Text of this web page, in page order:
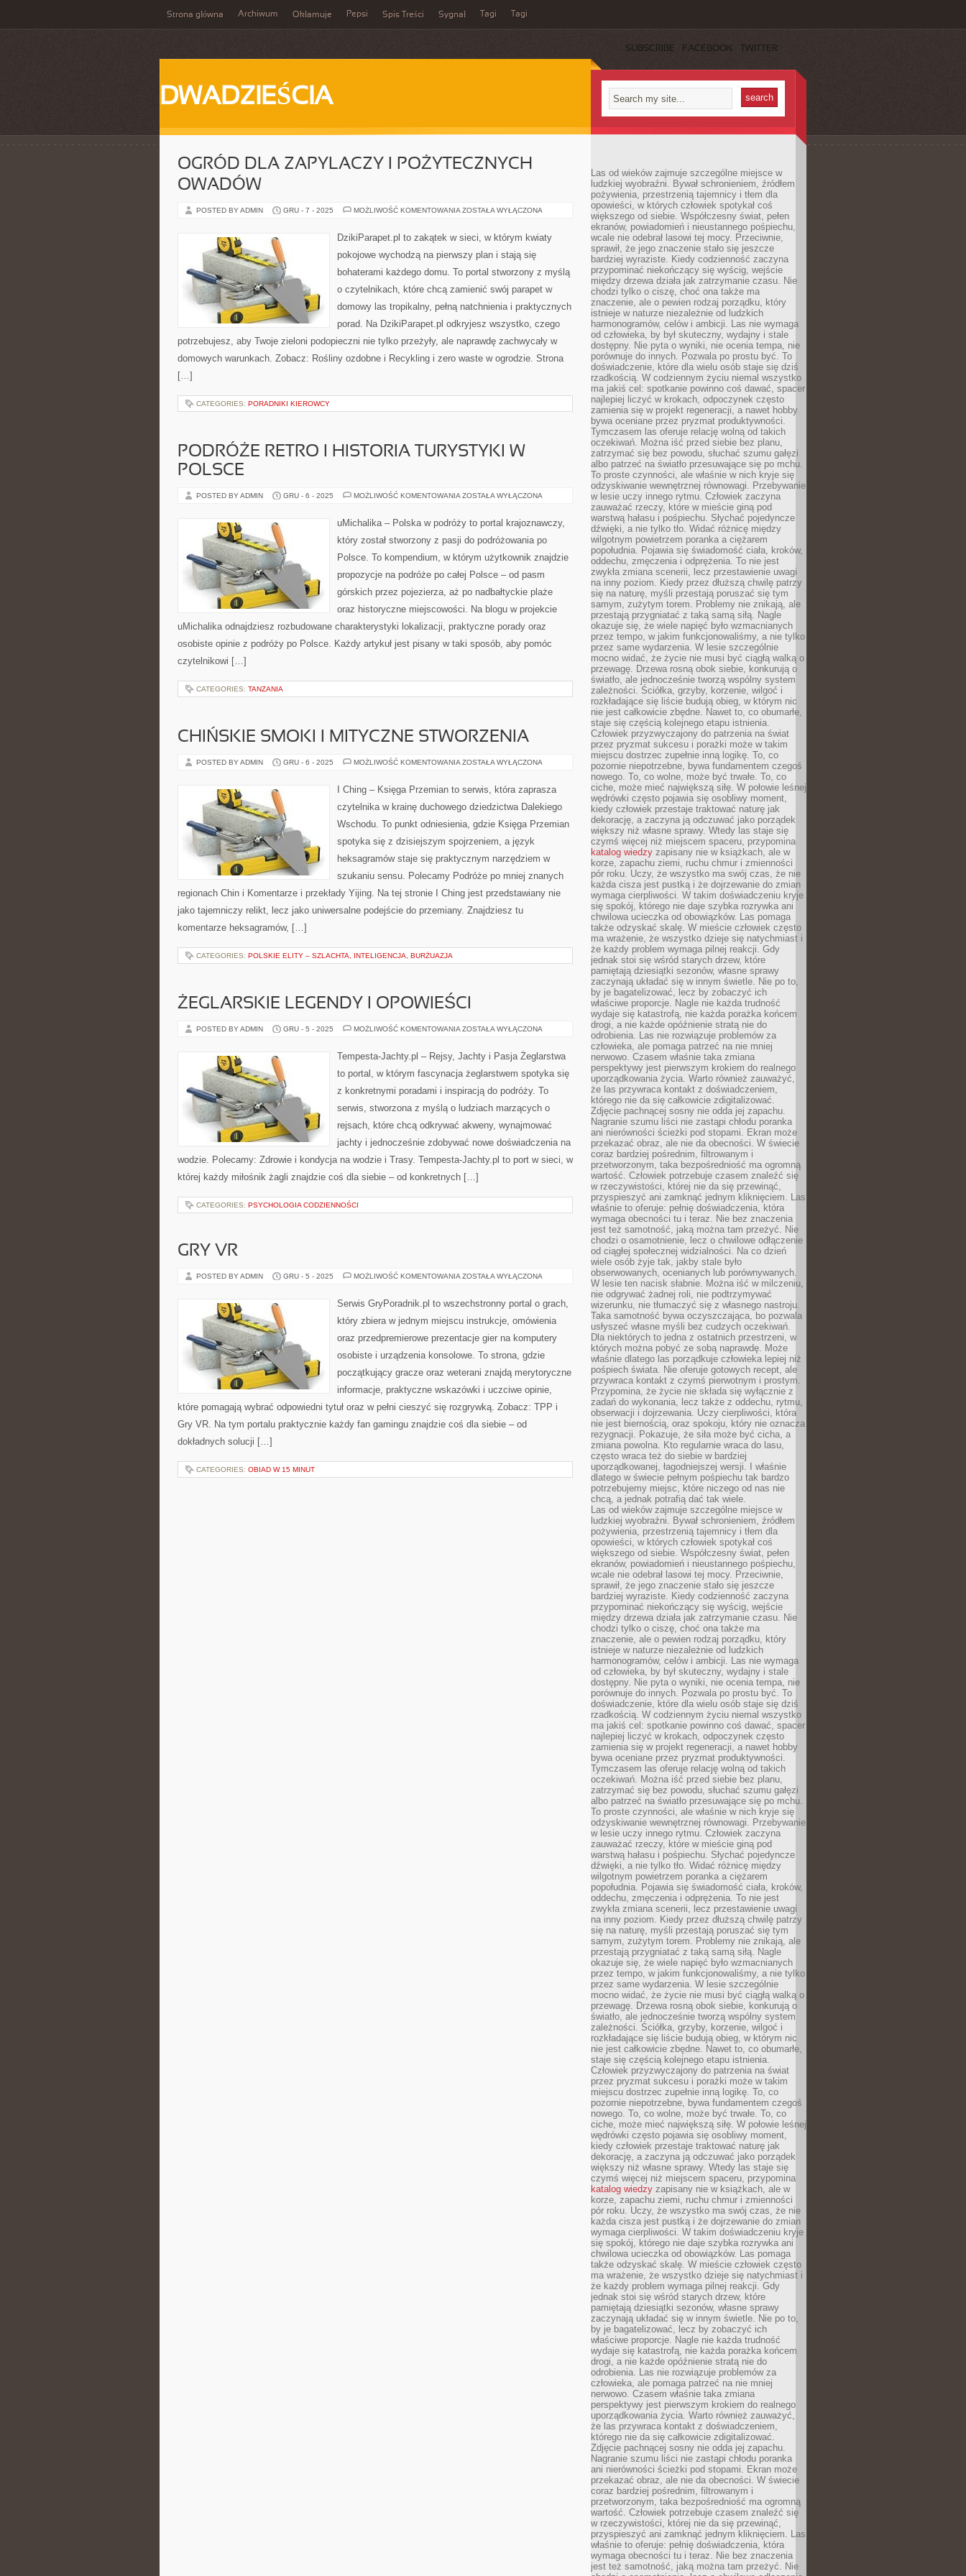
Strona główna Archiwum Okłamuje Pepsi Spis Treści Sygnał Tagi Tagi
SUBSCRIBE FACEBOOK TWITTER
DWADZIEŚCIA
OGRÓD DLA ZAPYLACZY I POŻYTECZNYCH
OWADÓW
POSTED BY ADMIN GRU - 7 - 2025 MOŻLIWOŚĆ KOMENTOWANIA OGRÓD
POŻYTECZNYCH
ZOSTAŁA WYŁĄCZONA
DzikiParapet.pl to zakątek w sieci, w którym kwiaty
pokojowe wychodzą na pierwszy plan i stają się
bohaterami każdego domu. To portal stworzony z myślą
o czytelnikach, które chcą zamienić swój parapet w
domowy las tropikalny, pełną natchnienia i praktycznych
porad. Na DzikiParapet.pl odkryjesz wszystko, czego
potrzebujesz, aby Twoje zieloni podopieczni nie tylko przeżyły, ale naprawdę zachwycały w
domowych warunkach. Zobacz: Rośliny ozdobne i Recykling i zero waste w ogrodzie. Strona
[…]
CATEGORIES: PORADNIKI KIEROWCY
PODRÓŻE RETRO I HISTORIA TURYSTYKI W
POLSCE
POSTED BY ADMIN GRU - 6 - 2025 MOŻLIWOŚĆ KOMENTOWANIA PODRÓŻE
HISTORIA
TURYSTYKI
POLSCE
ZOSTAŁA WYŁĄCZONA
uMichalika – Polska w podróży to portal krajoznawczy,
który został stworzony z pasji do podróżowania po
Polsce. To kompendium, w którym użytkownik znajdzie
propozycje na podróże po całej Polsce – od pasm
górskich przez pojezierza, aż po nadbałtyckie plaże
oraz historyczne miejscowości. Na blogu w projekcie
uMichalika odnajdziesz rozbudowane charakterystyki lokalizacji, praktyczne porady oraz
osobiste opinie z podróży po Polsce. Każdy artykuł jest pisany w taki sposób, aby pomóc
czytelnikowi […]
CATEGORIES: TANZANIA
CHIŃSKIE SMOKI I MITYCZNE STWORZENIA
POSTED BY ADMIN GRU - 6 - 2025 MOŻLIWOŚĆ KOMENTOWANIA CHIŃSKIE
MITYCZNE
STWORZENIA
ZOSTAŁA WYŁĄCZONA
I Ching – Księga Przemian to serwis, która zaprasza
czytelnika w krainę duchowego dziedzictwa Dalekiego
Wschodu. To punkt odniesienia, gdzie Księga Przemian
spotyka się z dzisiejszym spojrzeniem, a język
heksagramów staje się praktycznym narzędziem w
szukaniu sensu. Polecamy Podróże po mniej znanych
regionach Chin i Komentarze i przekłady Yijing. Na tej stronie I Ching jest przedstawiany nie
jako tajemniczy relikt, lecz jako uniwersalne podejście do przemiany. Znajdziesz tu
komentarze heksagramów, […]
CATEGORIES: POLSKIE ELITY – SZLACHTA, INTELIGENCJA, BURŻUAZJA
ŻEGLARSKIE LEGENDY I OPOWIEŚCI
POSTED BY ADMIN GRU - 5 - 2025 MOŻLIWOŚĆ KOMENTOWANIA ŻEGLARSKIE
OPOWIEŚCI
ZOSTAŁA WYŁĄCZONA
Tempesta-Jachty.pl – Rejsy, Jachty i Pasja Żeglarstwa
to portal, w którym fascynacja żeglarstwem spotyka się
z konkretnymi poradami i inspiracją do podróży. To
serwis, stworzona z myślą o ludziach marzących o
rejsach, które chcą odkrywać akweny, wynajmować
jachty i jednocześnie zdobywać nowe doświadczenia na
wodzie. Polecamy: Zdrowie i kondycja na wodzie i Trasy. Tempesta-Jachty.pl to port w sieci, w
której każdy miłośnik żagli znajdzie coś dla siebie – od konkretnych […]
CATEGORIES: PSYCHOLOGIA CODZIENNOŚCI
GRY VR
POSTED BY ADMIN GRU - 5 - 2025 MOŻLIWOŚĆ KOMENTOWANIA GRY
ZOSTAŁA WYŁĄCZONA
Serwis GryPoradnik.pl to wszechstronny portal o grach,
który zbiera w jednym miejscu instrukcje, omówienia
oraz przedpremierowe prezentacje gier na komputery
osobiste i urządzenia konsolowe. To strona, gdzie
początkujący gracze oraz weterani znajdą merytoryczne
informacje, praktyczne wskazówki i uczciwe opinie,
które pomagają wybrać odpowiedni tytuł oraz w pełni cieszyć się rozgrywką. Zobacz: TPP i
Gry VR. Na tym portalu praktycznie każdy fan gamingu znajdzie coś dla siebie – od
dokładnych solucji […]
CATEGORIES: OBIAD W 15 MINUT
Las od wieków zajmuje szczególne miejsce w
ludzkiej wyobraźni. Bywał schronieniem, źródłem
pożywienia, przestrzenią tajemnicy i tłem dla
opowieści, w których człowiek spotykał coś
większego od siebie. Współczesny świat, pełen
ekranów, powiadomień i nieustannego pośpiechu,
wcale nie odebrał lasowi tej mocy. Przeciwnie,
sprawił, że jego znaczenie stało się jeszcze
bardziej wyraziste. Kiedy codzienność zaczyna
przypominać niekończący się wyścig, wejście
między drzewa działa jak zatrzymanie czasu. Nie
chodzi tylko o ciszę, choć ona także ma
znaczenie, ale o pewien rodzaj porządku, który
istnieje w naturze niezależnie od ludzkich
harmonogramów, celów i ambicji. Las nie wymaga
od człowieka, by był skuteczny, wydajny i stale
dostępny. Nie pyta o wyniki, nie ocenia tempa, nie
porównuje do innych. Pozwala po prostu być. To
doświadczenie, które dla wielu osób staje się dziś
rzadkością. W codziennym życiu niemal wszystko
ma jakiś cel: spotkanie powinno coś dawać, spacer
najlepiej liczyć w krokach, odpoczynek często
zamienia się w projekt regeneracji, a nawet hobby
bywa oceniane przez pryzmat produktywności.
Tymczasem las oferuje relację wolną od takich
oczekiwań. Można iść przed siebie bez planu,
zatrzymać się bez powodu, słuchać szumu gałęzi
albo patrzeć na światło przesuwające się po mchu.
To proste czynności, ale właśnie w nich kryje się
odzyskiwanie wewnętrznej równowagi. Przebywanie
w lesie uczy innego rytmu. Człowiek zaczyna
zauważać rzeczy, które w mieście giną pod
warstwą hałasu i pośpiechu. Słychać pojedyncze
dźwięki, a nie tylko tło. Widać różnicę między
wilgotnym powietrzem poranka a ciężarem
popołudnia. Pojawia się świadomość ciała, kroków,
oddechu, zmęczenia i odprężenia. To nie jest
zwykła zmiana scenerii, lecz przestawienie uwagi
na inny poziom. Kiedy przez dłuższą chwilę patrzy
się na naturę, myśli przestają poruszać się tym
samym, zużytym torem. Problemy nie znikają, ale
przestają przygniatać z taką samą siłą. Nagle
okazuje się, że wiele napięć było wzmacnianych
przez tempo, w jakim funkcjonowaliśmy, a nie tylko
przez same wydarzenia. W lesie szczególnie
mocno widać, że życie nie musi być ciągłą walką o
przewagę. Drzewa rosną obok siebie, konkurują o
światło, ale jednocześnie tworzą wspólny system
zależności. Ściółka, grzyby, korzenie, wilgoć i
rozkładające się liście budują obieg, w którym nic
nie jest całkowicie zbędne. Nawet to, co obumarłe,
staje się częścią kolejnego etapu istnienia.
Człowiek przyzwyczajony do patrzenia na świat
przez pryzmat sukcesu i porażki może w takim
miejscu dostrzec zupełnie inną logikę. To, co
pozornie niepotrzebne, bywa fundamentem czegoś
nowego. To, co wolne, może być trwałe. To, co
ciche, może mieć największą siłę. W połowie leśnej
wędrówki często pojawia się osobliwy moment,
kiedy człowiek przestaje traktować naturę jak
dekorację, a zaczyna ją odczuwać jako porządek
większy niż własne sprawy. Wtedy las staje się
czymś więcej niż miejscem spaceru, przypomina
katalog wiedzy zapisany nie w książkach, ale w
korze, zapachu ziemi, ruchu chmur i zmienności
pór roku. Uczy, że wszystko ma swój czas, że nie
każda cisza jest pustką i że dojrzewanie do zmian
wymaga cierpliwości. W takim doświadczeniu kryje
się spokój, którego nie daje szybka rozrywka ani
chwilowa ucieczka od obowiązków. Las pomaga
także odzyskać skalę. W mieście człowiek często
ma wrażenie, że wszystko dzieje się natychmiast i
że każdy problem wymaga pilnej reakcji. Gdy
jednak stoi się wśród starych drzew, które
pamiętają dziesiątki sezonów, własne sprawy
zaczynają układać się w innym świetle. Nie po to,
by je bagatelizować, lecz by zobaczyć ich
właściwe proporcje. Nagle nie każda trudność
wydaje się katastrofą, nie każda porażka końcem
drogi, a nie każde opóźnienie stratą nie do
odrobienia. Las nie rozwiązuje problemów za
człowieka, ale pomaga patrzeć na nie mniej
nerwowo. Czasem właśnie taka zmiana
perspektywy jest pierwszym krokiem do realnego
uporządkowania życia. Warto również zauważyć,
że las przywraca kontakt z doświadczeniem,
którego nie da się całkowicie zdigitalizować.
Zdjęcie pachnącej sosny nie odda jej zapachu.
Nagranie szumu liści nie zastąpi chłodu poranka
ani nierówności ścieżki pod stopami. Ekran może
przekazać obraz, ale nie da obecności. W świecie
coraz bardziej pośrednim, filtrowanym i
przetworzonym, taka bezpośredniość ma ogromną
wartość. Człowiek potrzebuje czasem znaleźć się
w rzeczywistości, której nie da się przewinąć,
przyspieszyć ani zamknąć jednym kliknięciem. Las
właśnie to oferuje: pełnię doświadczenia, która
wymaga obecności tu i teraz. Nie bez znaczenia
jest też samotność, jaką można tam przeżyć. Nie
chodzi o osamotnienie, lecz o chwilowe odłączenie
od ciągłej społecznej widzialności. Na co dzień
wiele osób żyje tak, jakby stale było
obserwowanych, ocenianych lub porównywanych.
W lesie ten nacisk słabnie. Można iść w milczeniu,
nie odgrywać żadnej roli, nie podtrzymywać
wizerunku, nie tłumaczyć się z własnego nastroju.
Taka samotność bywa oczyszczająca, bo pozwala
usłyszeć własne myśli bez cudzych oczekiwań.
Dla niektórych to jedna z ostatnich przestrzeni, w
których można pobyć ze sobą naprawdę. Może
właśnie dlatego las porządkuje człowieka lepiej niż
pośpiech świata. Nie oferuje gotowych recept, ale
przywraca kontakt z czymś pierwotnym i prostym.
Przypomina, że życie nie składa się wyłącznie z
zadań do wykonania, lecz także z oddechu, rytmu,
obserwacji i dojrzewania. Uczy cierpliwości, która
nie jest biernością, oraz spokoju, który nie oznacza
rezygnacji. Pokazuje, że siła może być cicha, a
zmiana powolna. Kto regularnie wraca do lasu,
często wraca też do siebie w bardziej
uporządkowanej, łagodniejszej wersji. I właśnie
dlatego w świecie pełnym pośpiechu tak bardzo
potrzebujemy miejsc, które niczego od nas nie
chcą, a jednak potrafią dać tak wiele.
Las od wieków zajmuje szczególne miejsce w
ludzkiej wyobraźni. Bywał schronieniem, źródłem
pożywienia, przestrzenią tajemnicy i tłem dla
opowieści, w których człowiek spotykał coś
większego od siebie. Współczesny świat, pełen
ekranów, powiadomień i nieustannego pośpiechu,
wcale nie odebrał lasowi tej mocy. Przeciwnie,
sprawił, że jego znaczenie stało się jeszcze
bardziej wyraziste. Kiedy codzienność zaczyna
przypominać niekończący się wyścig, wejście
między drzewa działa jak zatrzymanie czasu. Nie
chodzi tylko o ciszę, choć ona także ma
znaczenie, ale o pewien rodzaj porządku, który
istnieje w naturze niezależnie od ludzkich
harmonogramów, celów i ambicji. Las nie wymaga
od człowieka, by był skuteczny, wydajny i stale
dostępny. Nie pyta o wyniki, nie ocenia tempa, nie
porównuje do innych. Pozwala po prostu być. To
doświadczenie, które dla wielu osób staje się dziś
rzadkością. W codziennym życiu niemal wszystko
ma jakiś cel: spotkanie powinno coś dawać, spacer
najlepiej liczyć w krokach, odpoczynek często
zamienia się w projekt regeneracji, a nawet hobby
bywa oceniane przez pryzmat produktywności.
Tymczasem las oferuje relację wolną od takich
oczekiwań. Można iść przed siebie bez planu,
zatrzymać się bez powodu, słuchać szumu gałęzi
albo patrzeć na światło przesuwające się po mchu.
To proste czynności, ale właśnie w nich kryje się
odzyskiwanie wewnętrznej równowagi. Przebywanie
w lesie uczy innego rytmu. Człowiek zaczyna
zauważać rzeczy, które w mieście giną pod
warstwą hałasu i pośpiechu. Słychać pojedyncze
dźwięki, a nie tylko tło. Widać różnicę między
wilgotnym powietrzem poranka a ciężarem
popołudnia. Pojawia się świadomość ciała, kroków,
oddechu, zmęczenia i odprężenia. To nie jest
zwykła zmiana scenerii, lecz przestawienie uwagi
na inny poziom. Kiedy przez dłuższą chwilę patrzy
się na naturę, myśli przestają poruszać się tym
samym, zużytym torem. Problemy nie znikają, ale
przestają przygniatać z taką samą siłą. Nagle
okazuje się, że wiele napięć było wzmacnianych
przez tempo, w jakim funkcjonowaliśmy, a nie tylko
przez same wydarzenia. W lesie szczególnie
mocno widać, że życie nie musi być ciągłą walką o
przewagę. Drzewa rosną obok siebie, konkurują o
światło, ale jednocześnie tworzą wspólny system
zależności. Ściółka, grzyby, korzenie, wilgoć i
rozkładające się liście budują obieg, w którym nic
nie jest całkowicie zbędne. Nawet to, co obumarłe,
staje się częścią kolejnego etapu istnienia.
Człowiek przyzwyczajony do patrzenia na świat
przez pryzmat sukcesu i porażki może w takim
miejscu dostrzec zupełnie inną logikę. To, co
pozornie niepotrzebne, bywa fundamentem czegoś
nowego. To, co wolne, może być trwałe. To, co
ciche, może mieć największą siłę. W połowie leśnej
wędrówki często pojawia się osobliwy moment,
kiedy człowiek przestaje traktować naturę jak
dekorację, a zaczyna ją odczuwać jako porządek
większy niż własne sprawy. Wtedy las staje się
czymś więcej niż miejscem spaceru, przypomina
katalog wiedzy zapisany nie w książkach, ale w
korze, zapachu ziemi, ruchu chmur i zmienności
pór roku. Uczy, że wszystko ma swój czas, że nie
każda cisza jest pustką i że dojrzewanie do zmian
wymaga cierpliwości. W takim doświadczeniu kryje
się spokój, którego nie daje szybka rozrywka ani
chwilowa ucieczka od obowiązków. Las pomaga
także odzyskać skalę. W mieście człowiek często
ma wrażenie, że wszystko dzieje się natychmiast i
że każdy problem wymaga pilnej reakcji. Gdy
jednak stoi się wśród starych drzew, które
pamiętają dziesiątki sezonów, własne sprawy
zaczynają układać się w innym świetle. Nie po to,
by je bagatelizować, lecz by zobaczyć ich
właściwe proporcje. Nagle nie każda trudność
wydaje się katastrofą, nie każda porażka końcem
drogi, a nie każde opóźnienie stratą nie do
odrobienia. Las nie rozwiązuje problemów za
człowieka, ale pomaga patrzeć na nie mniej
nerwowo. Czasem właśnie taka zmiana
perspektywy jest pierwszym krokiem do realnego
uporządkowania życia. Warto również zauważyć,
że las przywraca kontakt z doświadczeniem,
którego nie da się całkowicie zdigitalizować.
Zdjęcie pachnącej sosny nie odda jej zapachu.
Nagranie szumu liści nie zastąpi chłodu poranka
ani nierówności ścieżki pod stopami. Ekran może
przekazać obraz, ale nie da obecności. W świecie
coraz bardziej pośrednim, filtrowanym i
przetworzonym, taka bezpośredniość ma ogromną
wartość. Człowiek potrzebuje czasem znaleźć się
w rzeczywistości, której nie da się przewinąć,
przyspieszyć ani zamknąć jednym kliknięciem. Las
właśnie to oferuje: pełnię doświadczenia, która
wymaga obecności tu i teraz. Nie bez znaczenia
jest też samotność, jaką można tam przeżyć. Nie